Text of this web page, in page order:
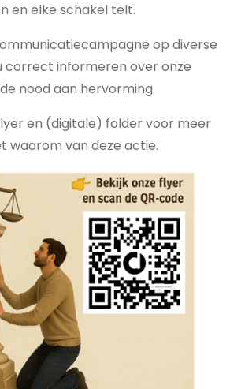
en elke schakel telt.
op diverse
correct informeren over onze
nood aan hervorming.
en (digitale) folder voor meer
waarom van deze actie.